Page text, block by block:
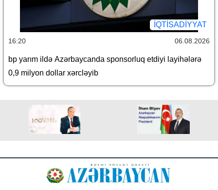
İQTİSADİYYAT
16:20 06.08.2026
bp yarım ildə Azərbaycanda sponsorluq etdiyi layihələrə
0,9 milyon dollar xərcləyib